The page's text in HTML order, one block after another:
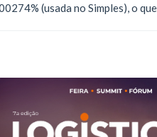
(usada no Simples), o